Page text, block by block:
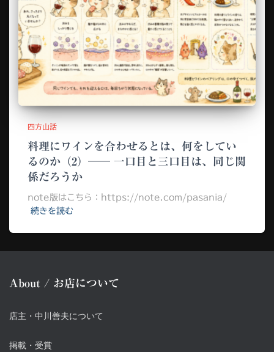
四方山話
料理にワインを合わせるとは、何をしてい
るのか（2）── 一口目と三口目は、同じ関
係だろうか
note版はこちら：https://note.com/pasania/
続きを読む
About / お店について
店主・中川善夫について
掲載・受賞